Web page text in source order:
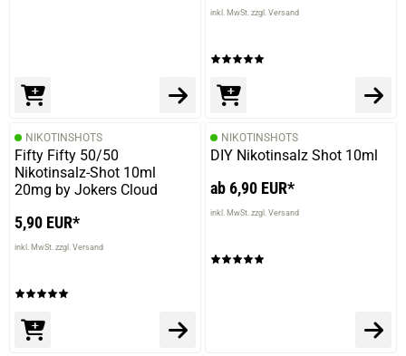
inkl. MwSt. zzgl. Versand
NIKOTINSHOTS
Fifty Fifty 50/50
Nikotinsalz-Shot 10ml
20mg by Jokers Cloud
5,90 EUR*
inkl. MwSt. zzgl. Versand
NIKOTINSHOTS
DIY Nikotinsalz Shot 10ml
ab 6,90 EUR*
inkl. MwSt. zzgl. Versand